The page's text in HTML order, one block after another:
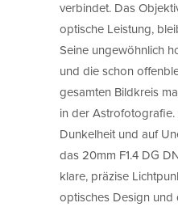
verbindet. Das
optische Leistung,
Seine ungewöhnlich
und die schon
gesamten Bildkreis
in der Astrofotografie.
Dunkelheit und auf
das 20mm F1.4 DG
klare, präzise
optisches Design